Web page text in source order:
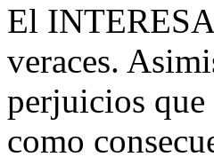
El
veraces.
perjuicios
como